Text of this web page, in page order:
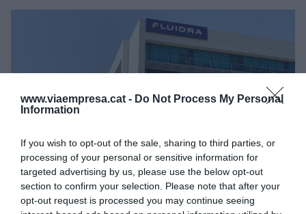
www.viaempresa.cat - Do Not Process My Personal
Information
If you wish to opt-out of the sale, sharing to third parties, or
processing of your personal or sensitive information for
targeted advertising by us, please use the below opt-out
section to confirm your selection. Please note that after your
opt-out request is processed you may continue seeing
Les oficines de Fluidra a Catalunya | EP
El 1969, les famílies Planes, Serra, Corbera i
Garrigós van fundarAstral Construcciones